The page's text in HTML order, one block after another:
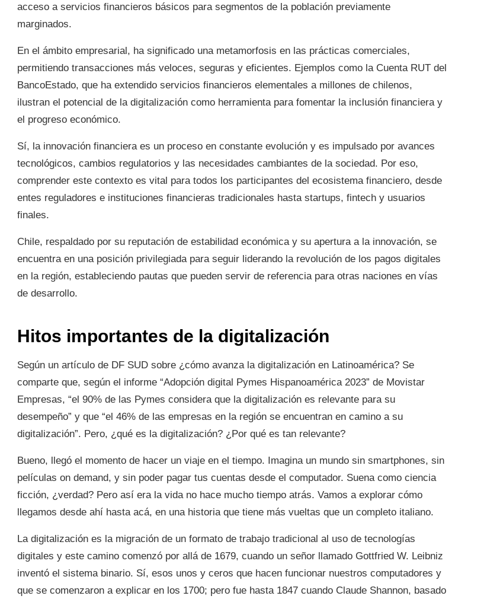
acceso a servicios financieros básicos para segmentos de la población previamente
marginados.
En el ámbito empresarial, ha significado una metamorfosis en las prácticas comerciales,
permitiendo transacciones más veloces, seguras y eficientes. Ejemplos como la Cuenta RUT del
BancoEstado, que ha extendido servicios financieros elementales a millones de chilenos,
ilustran el potencial de la digitalización como herramienta para fomentar la inclusión financiera y
el progreso económico.
Sí, la innovación financiera es un proceso en constante evolución y es impulsado por avances
tecnológicos, cambios regulatorios y las necesidades cambiantes de la sociedad. Por eso,
comprender este contexto es vital para todos los participantes del ecosistema financiero, desde
entes reguladores e instituciones financieras tradicionales hasta startups, fintech y usuarios
finales.
Chile, respaldado por su reputación de estabilidad económica y su apertura a la innovación, se
encuentra en una posición privilegiada para seguir liderando la revolución de los pagos digitales
en la región, estableciendo pautas que pueden servir de referencia para otras naciones en vías
de desarrollo.
Hitos importantes de la digitalización
Según un artículo de DF SUD sobre ¿cómo avanza la digitalización en Latinoamérica? Se
comparte que, según el informe “Adopción digital Pymes Hispanoamérica 2023” de Movistar
Empresas, “el 90% de las Pymes considera que la digitalización es relevante para su
desempeño” y que “el 46% de las empresas en la región se encuentran en camino a su
digitalización”. Pero, ¿qué es la digitalización? ¿Por qué es tan relevante?
Bueno, llegó el momento de hacer un viaje en el tiempo. Imagina un mundo sin smartphones, sin
películas on demand, y sin poder pagar tus cuentas desde el computador. Suena como ciencia
ficción, ¿verdad? Pero así era la vida no hace mucho tiempo atrás. Vamos a explorar cómo
llegamos desde ahí hasta acá, en una historia que tiene más vueltas que un completo italiano.
La digitalización es la migración de un formato de trabajo tradicional al uso de tecnologías
digitales y este camino comenzó por allá de 1679, cuando un señor llamado Gottfried W. Leibniz
inventó el sistema binario. Sí, esos unos y ceros que hacen funcionar nuestros computadores y
que se comenzaron a explicar en los 1700; pero fue hasta 1847 cuando Claude Shannon, basado